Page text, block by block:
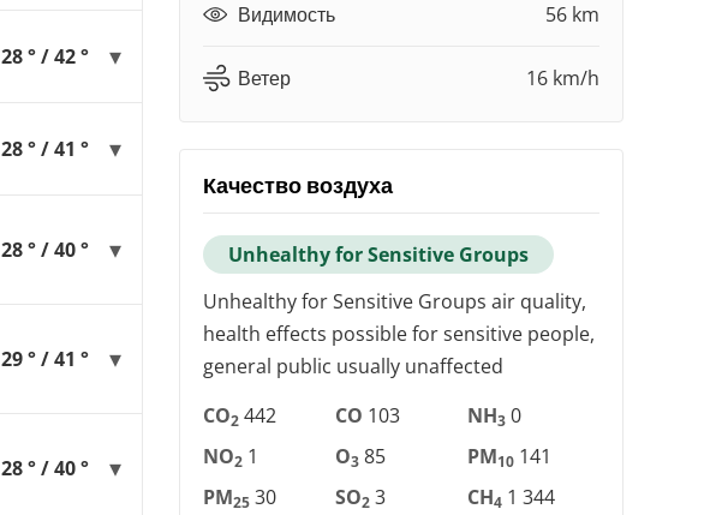
28 ° / 42 °
28 ° / 41 °
28 ° / 40 °
29 ° / 41 °
28 ° / 40 °
Видимость 56 km
Ветер 16 km/h
Качество воздуха
Unhealthy for Sensitive Groups
Unhealthy for Sensitive Groups air quality,
health effects possible for sensitive people,
general public usually unaffected
CO2 442 CO 103 NH3 0
NO2 1 O3 85 PM10 141
PM25 30 SO2 3 CH4 1 344